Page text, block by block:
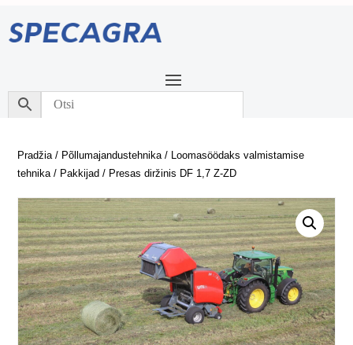
Pradžia/ Põllumajandustehnika/ Loomasöödaks valmistamise
tehnika/ Pakkijad / Presas diržinis DF 1,7 Z-ZD